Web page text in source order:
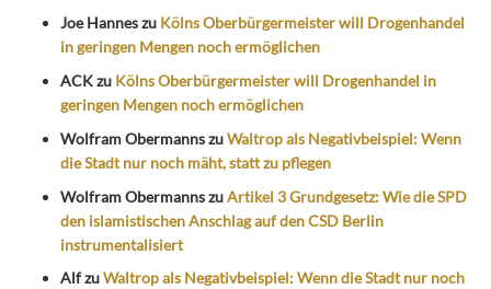
Joe Hanneszu Kölns Oberbürgermeister will Drogenhandel
in geringen Mengen noch ermöglichen
ACKzu Kölns Oberbürgermeister will Drogenhandel in
geringen Mengen noch ermöglichen
Wolfram ObermannszuWaltrop als Negativbeispiel: Wenn
die Stadt nur noch mäht, statt zu pflegen
Wolfram ObermannszuArtikel 3 Grundgesetz: Wie die SPD
den islamistischen Anschlag auf den CSD Berlin
instrumentalisiert
AlfzuWaltrop als Negativbeispiel: Wenn die Stadt nur noch